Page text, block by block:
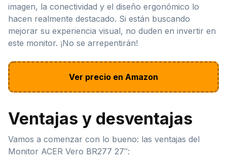
imagen, la conectividad y el diseño ergonómico lo
hacen realmente destacado. Si están buscando
mejorar su experiencia visual, no duden en invertir en
este monitor. ¡No se arrepentirán!
Ver precio en Amazon
Ventajas y desventajas
Vamos a comenzar con lo bueno: las ventajas del
Monitor ACER Vero BR277 27″: